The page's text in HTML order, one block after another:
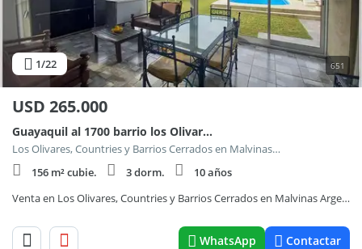
1/22 651
USD 265.000
Guayaquil al 1700 barrio los Olivares
Los Olivares, Countries y Barrios Cerrados en Malvinas Argentinas
156 m² cubie.
3 dorm.
10 años
Venta en Los Olivares, Countries y Barrios Cerrados en Malvinas Argentinas
WhatsApp Contactar